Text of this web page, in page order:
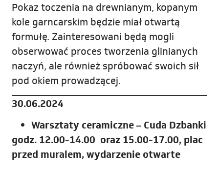
Pokaz toczenia na drewnianym, kopanym
kole garncarskim będzie miał otwartą
formułę. Zainteresowani będą mogli
obserwować proces tworzenia glinianych
naczyń, ale również spróbować swoich sił
pod okiem prowadzącej.
30.06.2024
Warsztaty ceramiczne – Cuda Dzbanki
godz. 12.00-14.00 oraz 15.00-17.00, plac
przed muralem, wydarzenie otwarte